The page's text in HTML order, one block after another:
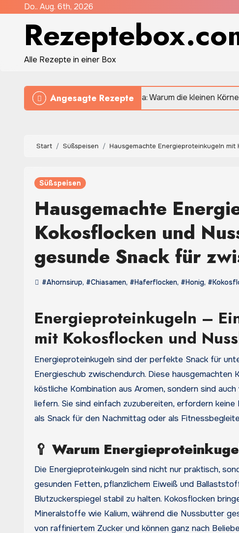
Do.. Aug. 6th, 2026
Alle Rezepte in einer Box
Angesagte Rezepte
Quinoa: Warum die kleinen Körner in der
Start Süßspeisen Hausgemachte Energieproteinkugeln
Süßspeisen
Hausgemachte
Kokosflocken und
gesunde Snack für
#Ahornsirup, #Chiasamen, #Haferflocken, #Honig,
Energieproteinkugeln –
mit Kokosflocken und
Energieproteinkugeln sind der perfekte Snack für unterwegs, nach dem Training oder einfach als kleiner
Energieschub zwischendurch. Diese
köstliche Kombination aus Aromen, sondern sind
liefern. Sie sind einfach zuzubereiten, erfordern
als Snack für den Nachmittag oder als
🥄 Warum
Die Energieproteinkugeln sind nicht nur praktisch,
gesunden Fetten, pflanzlichem Eiweiß und
Blutzuckerspiegel stabil zu halten. Kokosflocken
Mineralstoffe wie Kalium, während die Nussbutter
von raffiniertem Zucker und können ganz nach